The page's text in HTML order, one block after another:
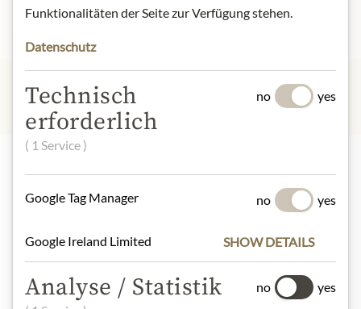
Vytvořit účet
Nejlepší z našeho sortimentu
Funktionalitäten der Seite zur Verfügung stehen.
Datenschutz
Technisch
erforderlich
( 1 Service )
no yes
Google Tag Manager no yes
Google Ireland Limited SHOW DETAILS
Analyse / Statistik no yes